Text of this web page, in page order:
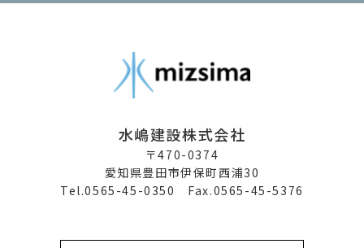
水嶋建設株式会社
〒470-0374
愛知県豊田市伊保町西浦30
Tel.0565-45-0350 Fax.0565-45-5376